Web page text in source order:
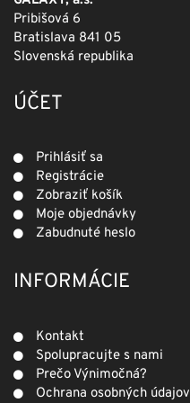
Pribišová 6
Bratislava 841 05
Slovenská republika
ÚČET
Prihlásiť sa
Registrácie
Zobraziť košík
Moje objednávky
Zabudnuté heslo
INFORMÁCIE
Kontakt
Spolupracujte s nami
Prečo Výnimočná?
Ochrana osobných údajov